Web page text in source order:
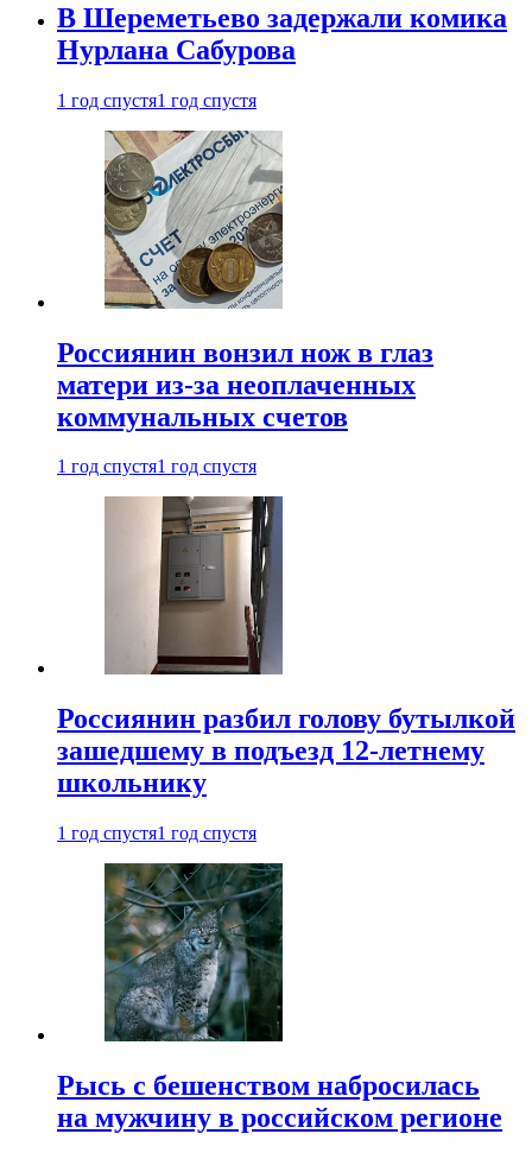
В Шереметьево задержали комика
Нурлана Сабурова
1 год спустя1 год спустя
Россиянин вонзил нож в глаз
матери из-за неоплаченных
коммунальных счетов
1 год спустя1 год спустя
Россиянин разбил голову бутылкой
зашедшему в подъезд 12-летнему
школьнику
1 год спустя1 год спустя
Рысь с бешенством набросилась
на мужчину в российском регионе